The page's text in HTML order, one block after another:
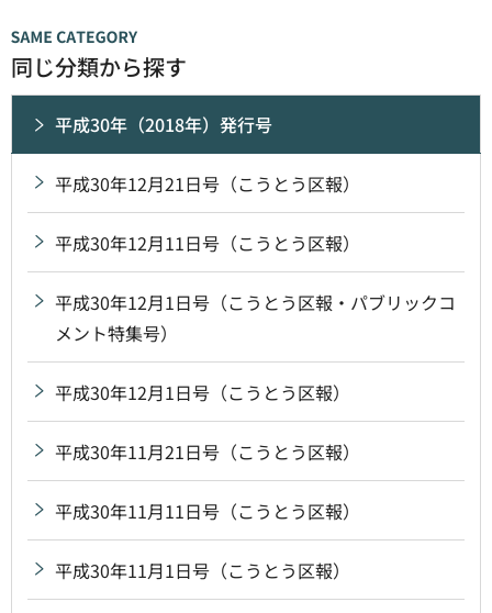
同じ分類から探す
平成30年（2018年）発行号
平成30年12月21日号（こうとう区報）
平成30年12月11日号（こうとう区報）
平成30年12月1日号（こうとう区報・パブリックコ
メント特集号）
平成30年12月1日号（こうとう区報）
平成30年11月21日号（こうとう区報）
平成30年11月11日号（こうとう区報）
平成30年11月1日号（こうとう区報）